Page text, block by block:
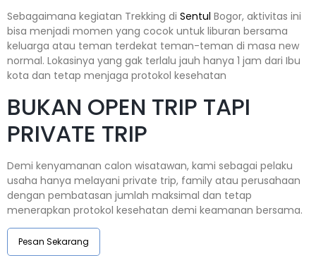
Sebagaimana kegiatan Trekking di Sentul Bogor, aktivitas ini
bisa menjadi momen yang cocok untuk liburan bersama
keluarga atau teman terdekat teman-teman di masa new
normal. Lokasinya yang gak terlalu jauh hanya 1 jam dari Ibu
kota dan tetap menjaga protokol kesehatan
BUKAN OPEN TRIP TAPI
PRIVATE TRIP
Demi kenyamanan calon wisatawan, kami sebagai pelaku
usaha hanya melayani private trip, family atau perusahaan
dengan pembatasan jumlah maksimal dan tetap
menerapkan protokol kesehatan demi keamanan bersama.
Pesan Sekarang